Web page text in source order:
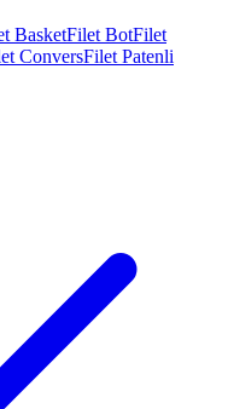
BasketFilet BotFilet
ConversFilet Patenli